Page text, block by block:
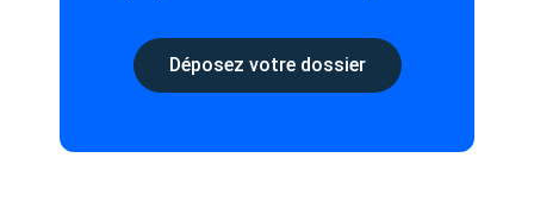
Déposez votre dossier